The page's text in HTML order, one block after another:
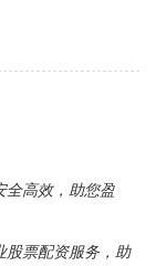
全高效，助您盈
股票配资服务，助